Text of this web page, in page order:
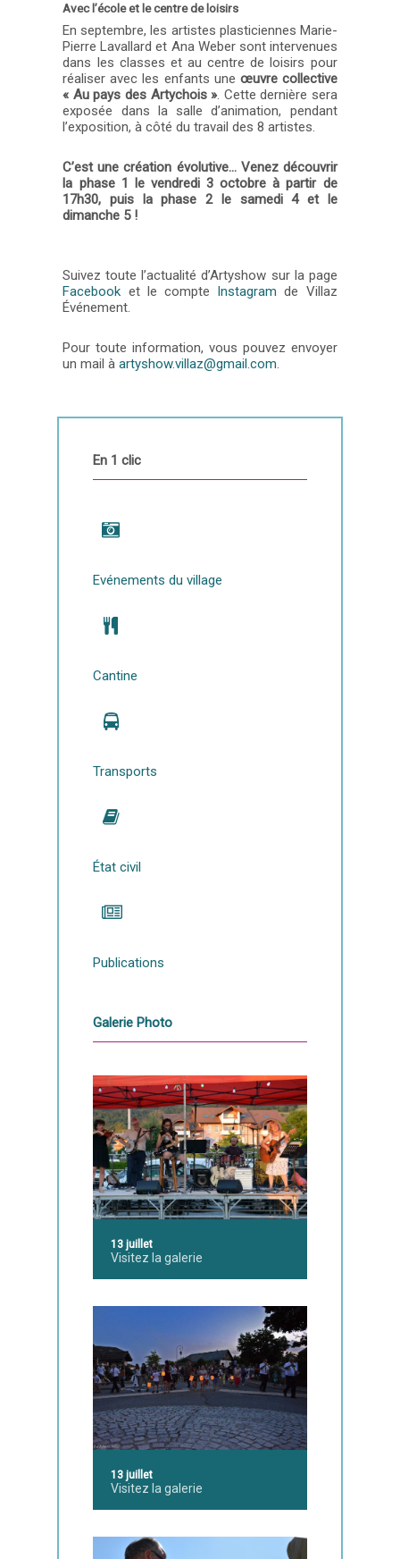
Avec l’école et le centre de loisirs
En septembre, les artistes plasticiennes Marie-
Pierre Lavallard et Ana Weber sont intervenues
dans les classes et au centre de loisirs pour
réaliser avec les enfants une œuvre collective
« Au pays des Artychois ». Cette dernière sera
exposée dans la salle d’animation, pendant
l’exposition, à côté du travail des 8 artistes.
C’est une création évolutive… Venez découvrir
la phase 1 le vendredi 3 octobre à partir de
17h30, puis la phase 2 le samedi 4 et le
dimanche 5 !
Suivez toute l’actualité d’Artyshow sur la page
Facebook et le compte Instagram de Villaz
Événement.
Pour toute information, vous pouvez envoyer
un mail àartyshow.villaz@gmail.com.
En 1 clic
Evénements du village
Cantine
Transports
État civil
Publications
Galerie Photo
13 juillet
Visitez la galerie
13 juillet
Visitez la galerie